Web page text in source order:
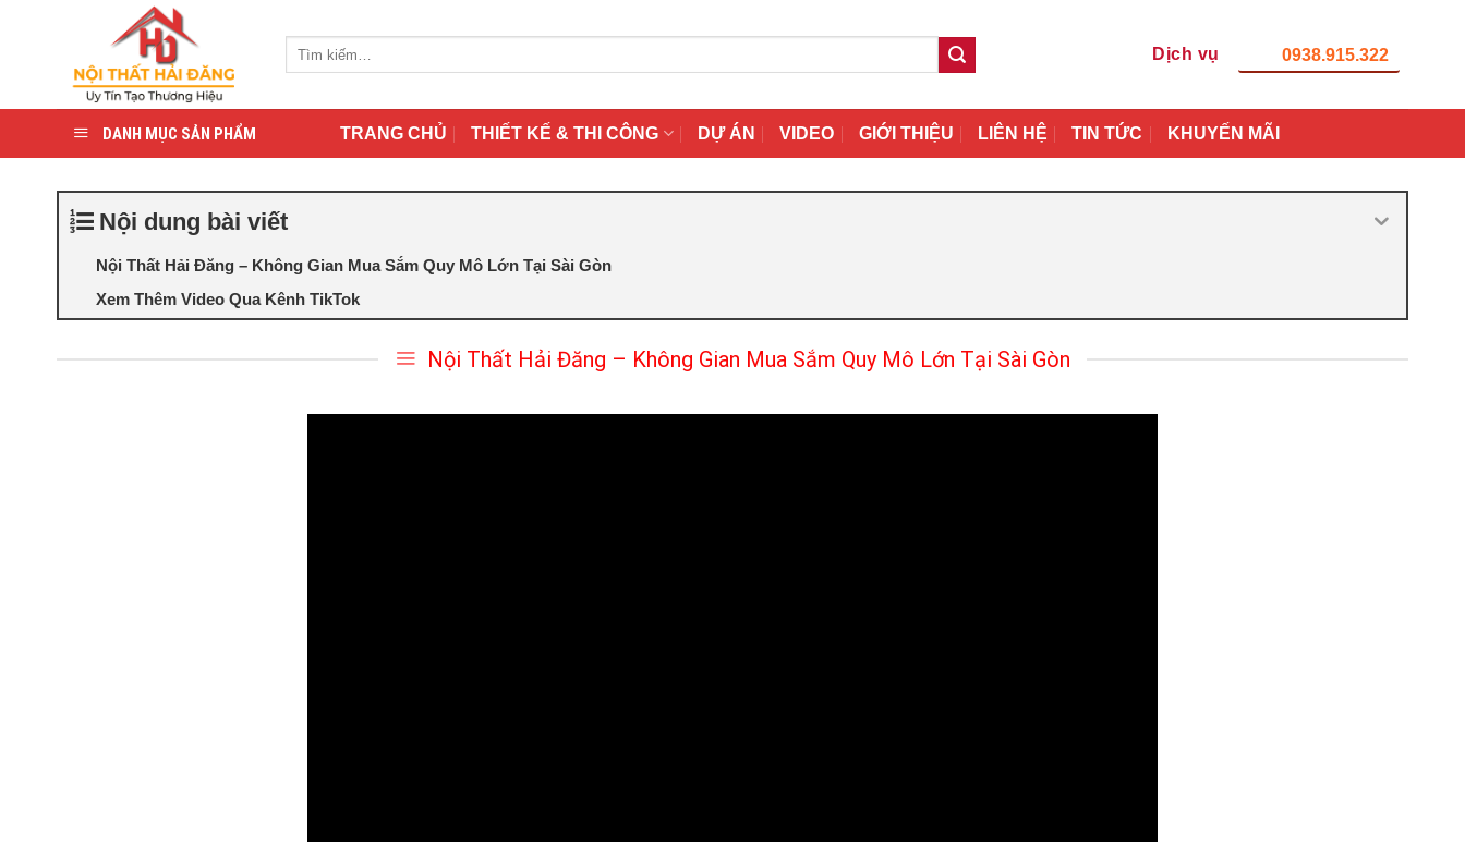
Dịch vụ 0938.915.322
DANH MỤC SẢN PHẨM TRANG CHỦ THIẾT KẾ & THI CÔNG DỰ ÁN VIDEO GIỚI THIỆU LIÊN HỆ TIN TỨC KHUYẾN MÃI
Nội dung bài viết
Nội Thất Hải Đăng – Không Gian Mua Sắm Quy Mô Lớn Tại Sài Gòn
Xem Thêm Video Qua Kênh TikTok
Nội Thất Hải Đăng – Không Gian Mua Sắm Quy Mô Lớn Tại Sài Gòn